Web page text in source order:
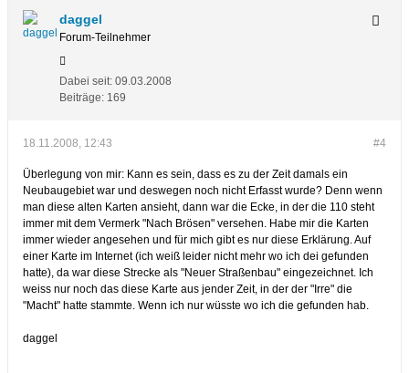
daggel
Forum-Teilnehmer
Dabei seit: 09.03.2008
Beiträge: 169
#4
18.11.2008, 12:43
Überlegung von mir: Kann es sein, dass es zu der Zeit damals ein
Neubaugebiet war und deswegen noch nicht Erfasst wurde? Denn wenn
man diese alten Karten ansieht, dann war die Ecke, in der die 110 steht
immer mit dem Vermerk "Nach Brösen" versehen. Habe mir die Karten
immer wieder angesehen und für mich gibt es nur diese Erklärung. Auf
einer Karte im Internet (ich weiß leider nicht mehr wo ich dei gefunden
hatte), da war diese Strecke als "Neuer Straßenbau" eingezeichnet. Ich
weiss nur noch das diese Karte aus jender Zeit, in der der "Irre" die
"Macht" hatte stammte. Wenn ich nur wüsste wo ich die gefunden hab.
daggel